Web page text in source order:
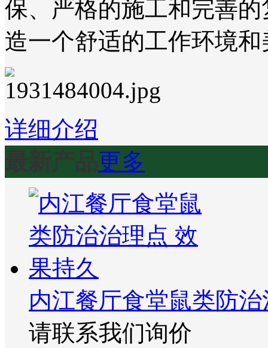
保、严格的施工和完善
造一个舒适的工作环境
详细介绍
最新产品更多
内江餐厅食堂鼠类防
请联系我们询价